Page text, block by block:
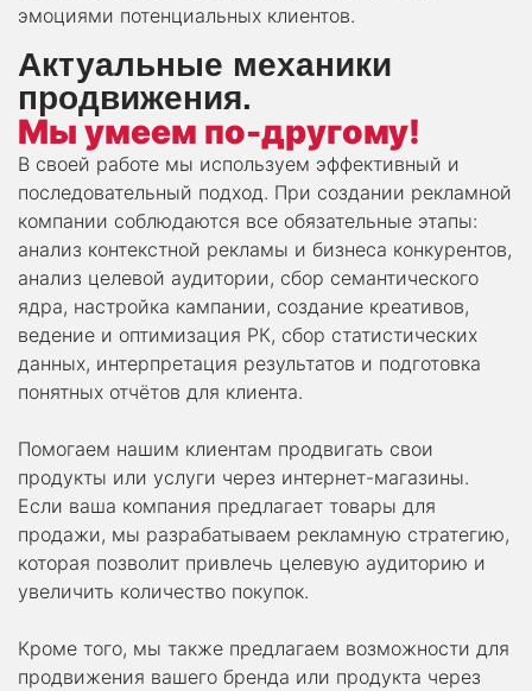
эмоциями потенциальных клиентов.
Актуальные механики
продвижения.
Мы умеем по-другому!
В своей работе мы используем эффективный и
последовательный подход. При создании рекламной
компании соблюдаются все обязательные этапы:
анализ контекстной рекламы и бизнеса конкурентов,
анализ целевой аудитории, сбор семантического
ядра, настройка кампании, создание креативов,
ведение и оптимизация РК, сбор статистических
данных, интерпретация результатов и подготовка
понятных отчётов для клиента.
Помогаем нашим клиентам продвигать свои
продукты или услуги через интернет-магазины.
Если ваша компания предлагает товары для
продажи, мы разрабатываем рекламную стратегию,
которая позволит привлечь целевую аудиторию и
увеличить количество покупок.
Кроме того, мы также предлагаем возможности для
продвижения вашего бренда или продукта через